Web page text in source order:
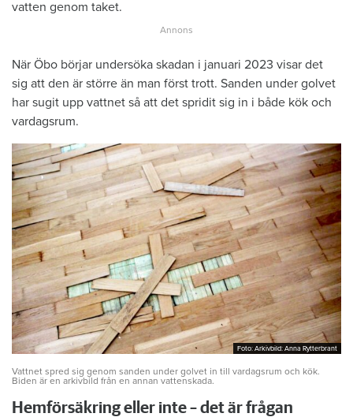
vatten genom taket.
När Öbo börjar undersöka skadan i januari 2023 visar det
sig att den är större än man först trott. Sanden under golvet
har sugit upp vattnet så att det spridit sig in i både kök och
vardagsrum.
Foto: Arkivbild: Anna Rytterbrant
Foto: Arkivbild: Anna Rytterbrant
Vattnet spred sig genom sanden under golvet in till vardagsrum och kök.
Biden är en arkivbild från en annan vattenskada.
Hemförsäkring eller inte – det är frågan